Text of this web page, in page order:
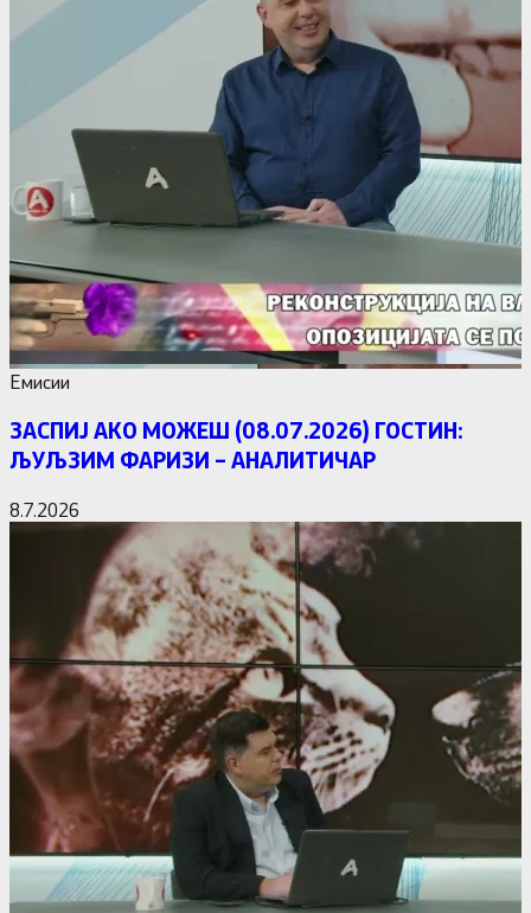
Емисии
ЗАСПИЈ АКО МОЖЕШ (08.07.2026) ГОСТИН:
ЉУЉЗИМ ФАРИЗИ – АНАЛИТИЧАР
8.7.2026